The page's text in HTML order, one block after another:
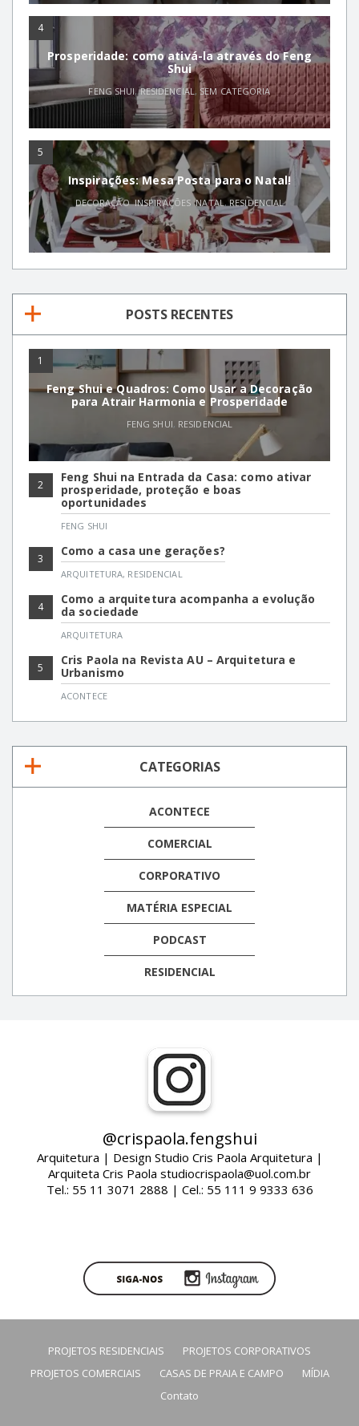
4
Prosperidade: como ativá-la através do Feng
Shui
FENG SHUI,RESIDENCIAL,SEM CATEGORIA
5
Inspirações: Mesa Posta para o Natal!
DECORAÇÃO,INSPIRAÇÕES ,NATAL,RESIDENCIAL
POSTS RECENTES
1
Feng Shui e Quadros: Como Usar a Decoração
para Atrair Harmonia e Prosperidade
FENG SHUI, RESIDENCIAL
2
Feng Shui na Entrada da Casa: como ativar
prosperidade, proteção e boas
oportunidades
FENG SHUI
3 Como a casa une gerações?
ARQUITETURA, RESIDENCIAL
4
Como a arquitetura acompanha a evolução
da sociedade
ARQUITETURA
5
Cris Paola na Revista AU – Arquitetura e
Urbanismo
ACONTECE
CATEGORIAS
ACONTECE
COMERCIAL
CORPORATIVO
MATÉRIA ESPECIAL
PODCAST
RESIDENCIAL
@crispaola.fengshui
Arquitetura | Design Studio Cris Paola Arquitetura |
Arquiteta Cris Paola studiocrispaola@uol.com.br
Tel.: 55 11 3071 2888 | Cel.: 55 111 9 9333 636
PROJETOS RESIDENCIAIS
PROJETOS CORPORATIVOS
PROJETOS COMERCIAIS
CASAS DE PRAIA E CAMPO
MÍDIA
Contato